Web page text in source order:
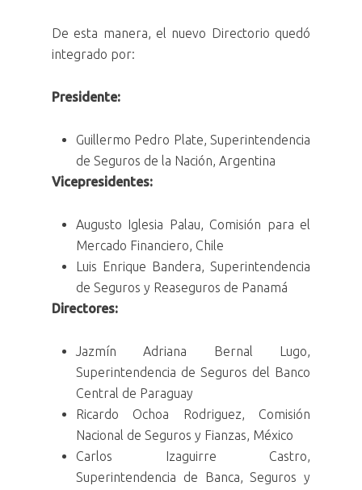
De esta manera, el nuevo Directorio quedó
integrado por:
Presidente:
Guillermo Pedro Plate, Superintendencia
de Seguros de la Nación, Argentina
Vicepresidentes:
Augusto Iglesia Palau, Comisión para el
Mercado Financiero, Chile
Luis Enrique Bandera, Superintendencia
de Seguros y Reaseguros de Panamá
Directores:
Jazmín Adriana Bernal Lugo,
Superintendencia de Seguros del Banco
Central de Paraguay
Ricardo Ochoa Rodriguez, Comisión
Nacional de Seguros y Fianzas, México
Carlos Izaguirre Castro,
Superintendencia de Banca, Seguros y